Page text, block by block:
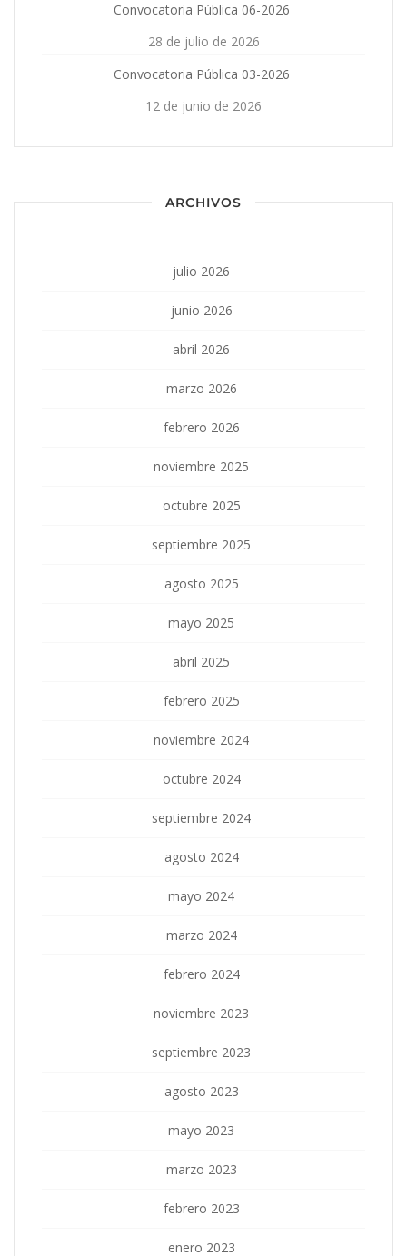
Convocatoria Pública 06-2026
28 de julio de 2026
Convocatoria Pública 03-2026
12 de junio de 2026
ARCHIVOS
julio 2026
junio 2026
abril 2026
marzo 2026
febrero 2026
noviembre 2025
octubre 2025
septiembre 2025
agosto 2025
mayo 2025
abril 2025
febrero 2025
noviembre 2024
octubre 2024
septiembre 2024
agosto 2024
mayo 2024
marzo 2024
febrero 2024
noviembre 2023
septiembre 2023
agosto 2023
mayo 2023
marzo 2023
febrero 2023
enero 2023